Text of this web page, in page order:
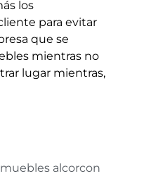
los
para evitar
que se
mientras no
lugar mientras,
alcorcon